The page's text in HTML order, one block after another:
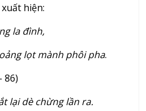
hiện:
la đình,
lọt mành phôi pha.
86)
lại dè chừng lần ra.